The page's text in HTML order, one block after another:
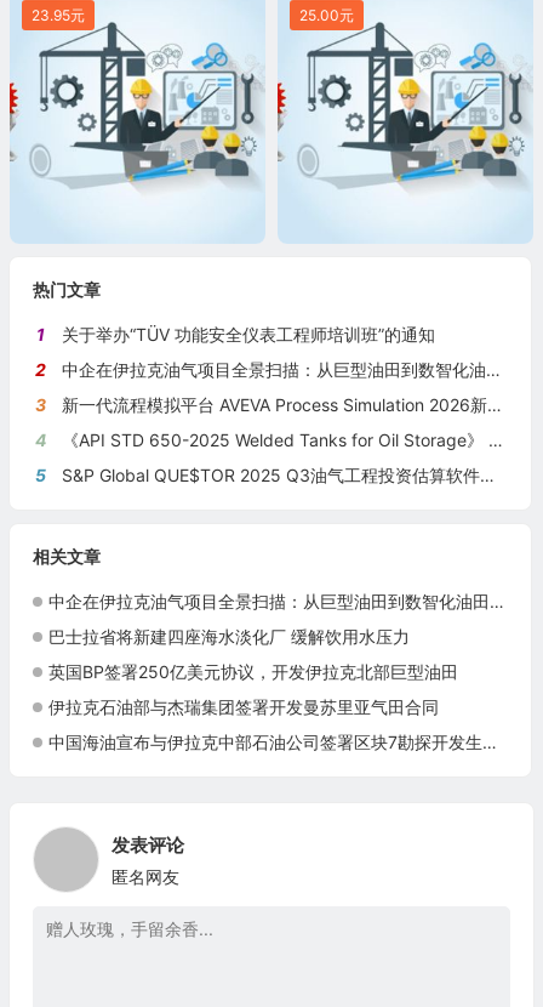
23.95元 25.00元
热门文章
1
关于举办“TÜV 功能安全仪表工程师培训班”的通知
2
中企在伊拉克油气项目全景扫描：从巨型油田到数智化油田的系统性布局
3
新一代流程模拟平台 AVEVA Process Simulation 2026新版本发布
4
《API STD 650-2025 Welded Tanks for Oil Storage》 《钢制焊接储油罐》（中英文对照版）
5
S&P Global QUE$TOR 2025 Q3油气工程投资估算软件新版本发布
相关文章
中企在伊拉克油气项目全景扫描：从巨型油田到数智化油田的系统性布局
巴士拉省将新建四座海水淡化厂 缓解饮用水压力
英国BP签署250亿美元协议，开发伊拉克北部巨型油田
伊拉克石油部与杰瑞集团签署开发曼苏里亚气田合同
中国海油宣布与伊拉克中部石油公司签署区块7勘探开发生产合同
发表评论
匿名网友